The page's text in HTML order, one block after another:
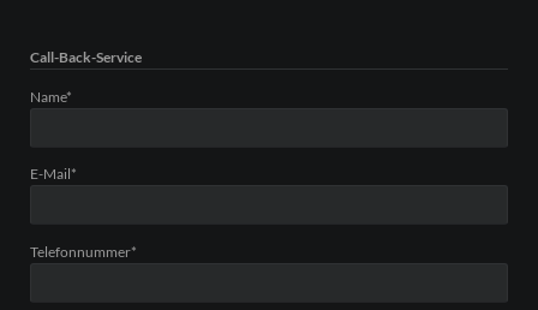
Call-Back-Service
Pflichtfeld
Name*
Pflichtfeld
E-Mail*
Pflichtfeld
Telefonnummer*